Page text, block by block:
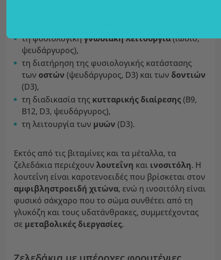
τη φυσιολογικήγνωσιακή λειτουργία(ιώδιο,
ψευδάργυρος),
τη διατήρηση της φυσιολογικής κατάστασης
των οστών (ψευδάργυρος, D3) και των δοντιών
(D3),
τη διαδικασία της κυτταρικής διαίρεσης(Β9,
Β12, D3, ψευδάργυρος),
τη λειτουργία των μυών (D3).
Εκτός από τις βιταμίνες και τα μέταλλα, τα
ζελεδάκια περιέχουν λουτεΐνη και ινοσιτόλη. Η
λουτεΐνη είναι καροτενοειδές που βρίσκεται στον
αμφιβληστροειδή χιτώνα, ενώ η ινοσιτόλη είναι
φυσικό σάκχαρο που το σώμα συνθέτει από τη
γλυκόζη και τους υδατάνθρακες, συμμετέχοντας
σε μεταβολικές διεργασίες.